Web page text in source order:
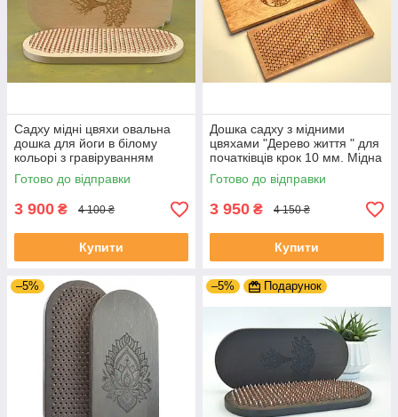
Садху мідні цвяхи овальна
дошка для йоги в білому
кольорі з гравіруванням
"Дерево життя" для новачків з
кроком 10 мм.
Готово до відправки
3 900 ₴ 4 100 ₴
Купити
Дошка садху з мідними
цвяхами "Дерево життя " для
початківців крок 10 мм. Мідна
дошка садху.
Готово до відправки
3 950 ₴ 4 150 ₴
Купити
–5% –5% Подарунок